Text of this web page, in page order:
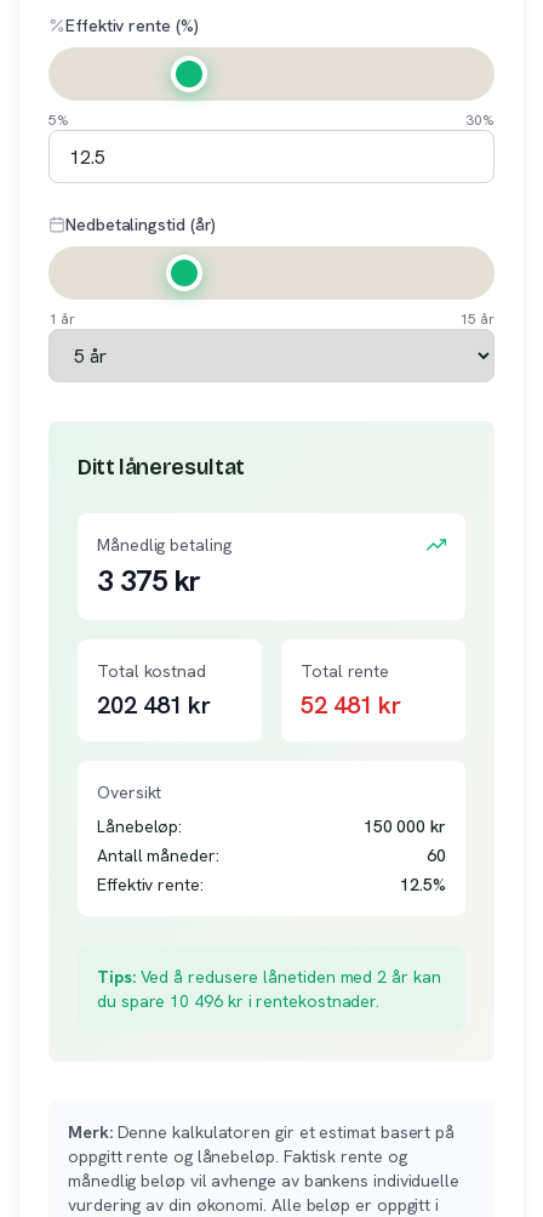
Effektiv rente (%)
5% 30%
Nedbetalingstid (år)
1 år 15 år
Ditt låneresultat
Månedlig betaling
3 375kr
Total kostnad
202 481 kr
Total rente
52 481 kr
Oversikt
Lånebeløp:
150 000 kr
Antall måneder:
60
Effektiv rente:
12.5%
Tips:Ved å redusere lånetiden med 2 år kan
du spare 10 496kr i rentekostnader.
Merk:Denne kalkulatoren gir et estimat basert på
oppgitt rente og lånebeløp. Faktisk rente og
månedlig beløp vil avhenge av bankens individuelle
vurdering av din økonomi. Alle beløp er oppgitt i